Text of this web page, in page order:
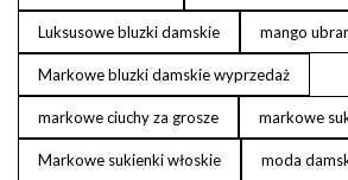
Luksusowe bluzki damskie mango
Markowe bluzki damskie wyprzedaż
markowe ciuchy za grosze markowe
Markowe sukienki włoskie moda